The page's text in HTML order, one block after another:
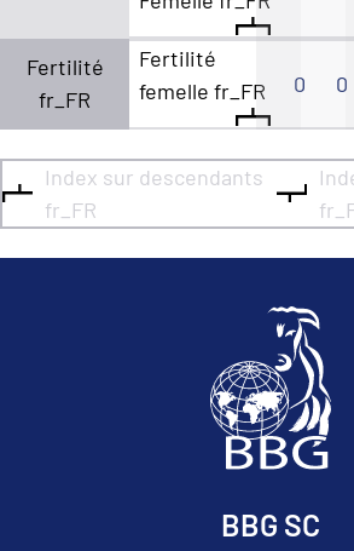
Fertilité
fr_FR
Fertilité
femelle fr_FR
0 0
Index sur descendants
fr_FR
BBG SC